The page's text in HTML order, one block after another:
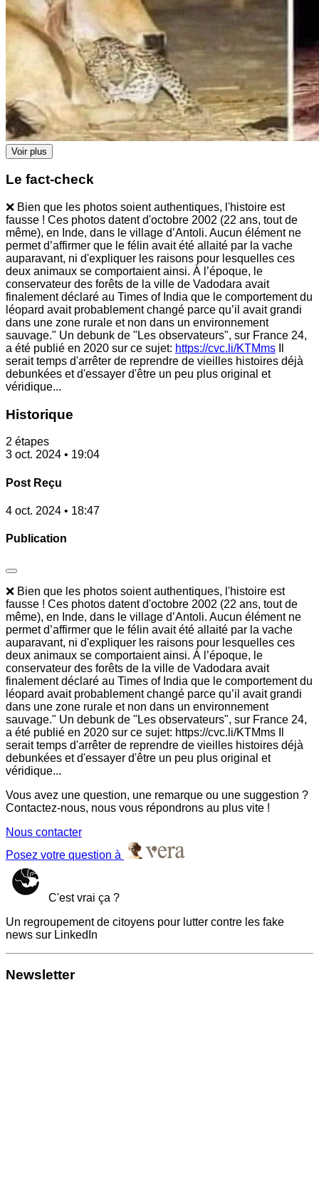
Voir plus
Le fact-check
❌ Bien que les photos soient authentiques, l'histoire est
fausse ! Ces photos datent d'octobre 2002 (22 ans, tout de
même), en Inde, dans le village d’Antoli. Aucun élément ne
permet d’affirmer que le félin avait été allaité par la vache
auparavant, ni d'expliquer les raisons pour lesquelles ces
deux animaux se comportaient ainsi. À l’époque, le
conservateur des forêts de la ville de Vadodara avait
finalement déclaré au Times of India que le comportement du
léopard avait probablement changé parce qu’il avait grandi
dans une zone rurale et non dans un environnement
sauvage." Un debunk de "Les observateurs", sur France 24,
a été publié en 2020 sur ce sujet: https://cvc.li/KTMms
serait temps d'arrêter de reprendre de vieilles histoires déjà
debunkées et d'essayer d'être un peu plus original et
véridique...
Historique
2 étapes
3 oct. 2024 • 19:04
Post Reçu
4 oct. 2024 • 18:47
Publication
❌ Bien que les photos soient authentiques, l'histoire est
fausse ! Ces photos datent d'octobre 2002 (22 ans, tout de
même), en Inde, dans le village d’Antoli. Aucun élément ne
permet d’affirmer que le félin avait été allaité par la vache
auparavant, ni d'expliquer les raisons pour lesquelles ces
deux animaux se comportaient ainsi. À l’époque, le
conservateur des forêts de la ville de Vadodara avait
finalement déclaré au Times of India que le comportement du
léopard avait probablement changé parce qu’il avait grandi
dans une zone rurale et non dans un environnement
sauvage." Un debunk de "Les observateurs", sur France 24,
a été publié en 2020 sur ce sujet: https://cvc.li/KTMms Il
serait temps d'arrêter de reprendre de vieilles histoires déjà
debunkées et d'essayer d'être un peu plus original et
véridique...
Vous avez une question, une remarque ou une suggestion ?
Contactez-nous, nous vous répondrons au plus vite !
Nous contacter
Posez votre question à
C'est vrai ça ?
Un regroupement de citoyens pour lutter contre les fake
news sur LinkedIn
Newsletter